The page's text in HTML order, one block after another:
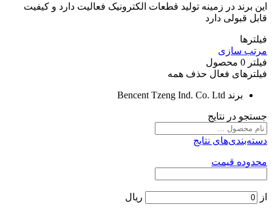
این برند در زمینه تولید قطعات الکترونیک فعالیت دارد و کیفیت
قابل قبولی دارد
فیلترها
مرتب سازی
فیلتر 0 محصول
فیلترهای فعال حذف همه
برند Bencent Tzeng Ind. Co. Ltd
جستجو در نتایج
دسته‌بندی‌های نتایج
محدوده قیمت
از ریال